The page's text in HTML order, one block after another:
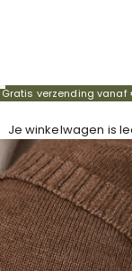
Gratis verzending vanaf
Je winkelwagen is